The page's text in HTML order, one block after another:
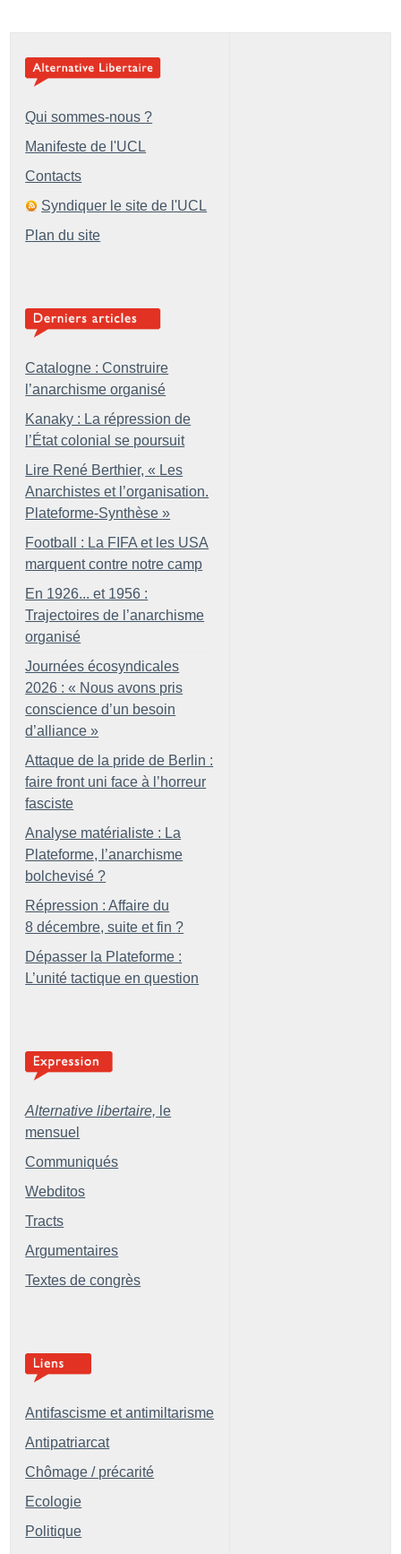
Qui sommes-nous ?
Manifeste de l'UCL
Contacts
Syndiquer le site de l'UCL
Plan du site
Catalogne : Construire
l’anarchisme organisé
Kanaky : La répression de
l’État colonial se poursuit
Lire René Berthier, « Les
Anarchistes et l’organisation.
Plateforme-Synthèse »
Football : La FIFA et les USA
marquent contre notre camp
En 1926... et 1956 :
Trajectoires de l’anarchisme
organisé
Journées écosyndicales
2026 : « Nous avons pris
conscience d’un besoin
d’alliance »
Attaque de la pride de Berlin :
faire front uni face à l’horreur
fasciste
Analyse matérialiste : La
Plateforme, l’anarchisme
bolchevisé ?
Répression : Affaire du
8 décembre, suite et fin ?
Dépasser la Plateforme :
L’unité tactique en question
Alternative libertaire, le
mensuel
Communiqués
Webditos
Tracts
Argumentaires
Textes de congrès
Antifascisme et antimiltarisme
Antipatriarcat
Chômage / précarité
Ecologie
Politique